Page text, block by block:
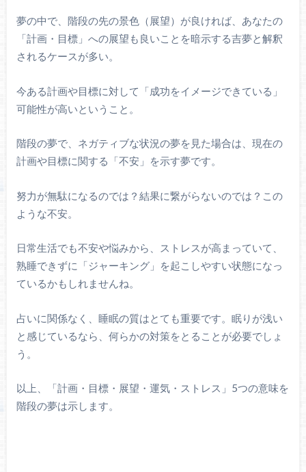
夢の中で、階段の先の景色（展望）が良ければ、あなたの
「計画・目標」への展望も良いことを暗示する吉夢と解釈
されるケースが多い。
今ある計画や目標に対して「成功をイメージできている」
可能性が高いということ。
階段の夢で、ネガティブな状況の夢を見た場合は、現在の
計画や目標に関する「不安」を示す夢です。
努力が無駄になるのでは？結果に繋がらないのでは？この
ような不安。
日常生活でも不安や悩みから、ストレスが高まっていて、
熟睡できずに「ジャーキング」を起こしやすい状態になっ
ているかもしれませんね。
占いに関係なく、睡眠の質はとても重要です。眠りが浅い
と感じているなら、何らかの対策をとることが必要でしょ
う。
以上、「計画・目標・展望・運気・ストレス」5つの意味を
階段の夢は示します。